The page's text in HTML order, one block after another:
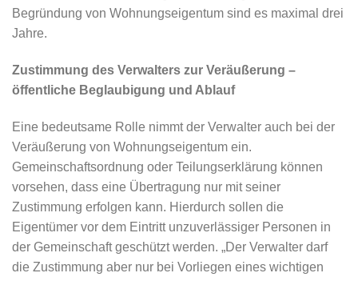
Begründung von Wohnungseigentum sind es maximal drei
Jahre.
Zustimmung des Verwalters zur Veräußerung –
öffentliche Beglaubigung und Ablauf
Eine bedeutsame Rolle nimmt der Verwalter auch bei der
Veräußerung von Wohnungseigentum ein.
Gemeinschaftsordnung oder Teilungserklärung können
vorsehen, dass eine Übertragung nur mit seiner
Zustimmung erfolgen kann. Hierdurch sollen die
Eigentümer vor dem Eintritt unzuverlässiger Personen in
der Gemeinschaft geschützt werden. „Der Verwalter darf
die Zustimmung aber nur bei Vorliegen eines wichtigen